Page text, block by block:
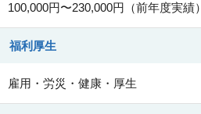
100,000円〜230,000円（前年度実績）
福利厚生
雇用・労災・健康・厚生